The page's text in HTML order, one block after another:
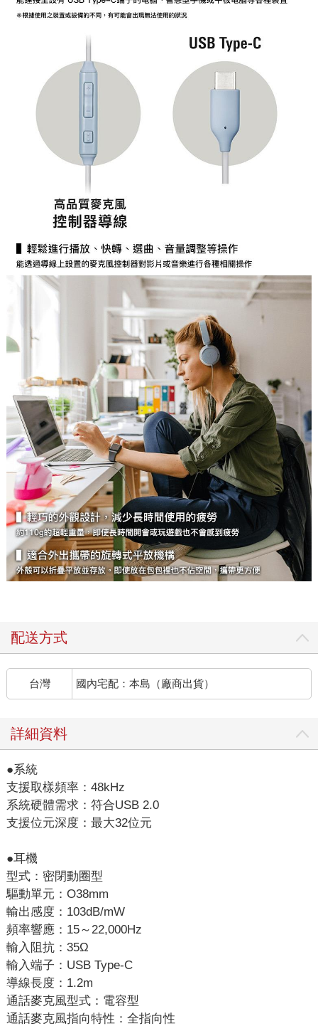
配送方式
台灣 國內宅配：本島（廠商出貨）
詳細資料
●系統
支援取樣頻率：48kHz
系統硬體需求：符合USB 2.0
支援位元深度：最大32位元
●耳機
型式：密閉動圈型
驅動單元：O38mm
輸出感度：103dB/mW
頻率響應：15～22,000Hz
輸入阻抗：35Ω
輸入端子：USB Type-C
導線長度：1.2m
通話麥克風型式：電容型
通話麥克風指向特性：全指向性